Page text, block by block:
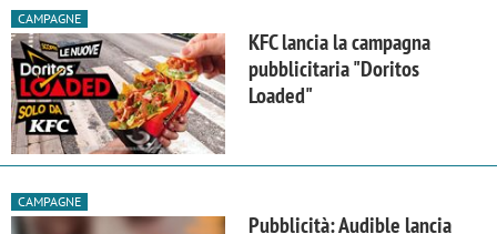
CAMPAGNE
KFC lancia la campagna
pubblicitaria "Doritos
Loaded"
CAMPAGNE
Pubblicità: Audible lancia